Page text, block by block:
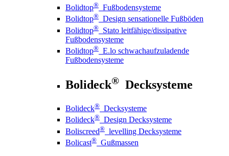
Bolidtop® Fußbodensysteme
Bolidtop® Design sensationelle Fußböden
Bolidtop® Stato leitfähige/dissipative
Fußbodensysteme
Bolidtop® E.lo schwachaufzuladende
Fußbodensysteme
Bolideck® Decksysteme
Bolideck® Decksysteme
Bolideck® Design Decksysteme
Boliscreed® levelling Decksysteme
Bolicast® Gußmassen